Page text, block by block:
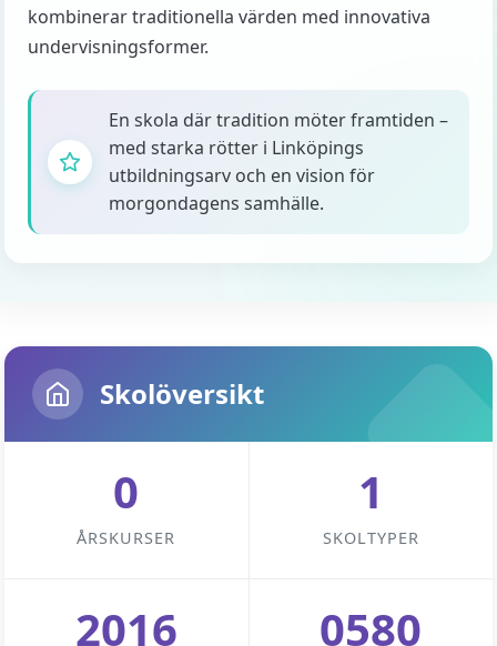
kombinerar traditionella värden med innovativa
undervisningsformer.
En skola där tradition möter framtiden –
med starka rötter i Linköpings
utbildningsarv och en vision för
morgondagens samhälle.
Skolöversikt
0
ÅRSKURSER
1
SKOLTYPER
2016 0580